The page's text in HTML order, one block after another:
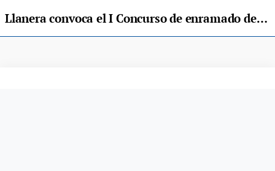
Llanera convoca el I Concurso de enramado de fuentes y lavaderos de San Juan